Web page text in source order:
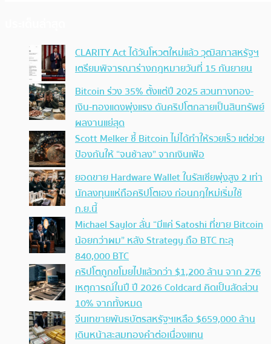
CLARITY Act ได้วันโหวตใหม่แล้ว วุฒิสภาสหรัฐฯ
เตรียมพิจารณาร่างกฎหมายวันที่ 15 กันยายน
Bitcoin ร่วง 35% ตั้งแต่ปี 2025 สวนทางทอง-
เงิน-ทองแดงพุ่งแรง ดันคริปโตกลายเป็นสินทรัพย์
ผลงานแย่สุด
Scott Melker ชี้ Bitcoin ไม่ได้ทำให้รวยเร็ว แต่ช่วย
ป้องกันให้ “จนช้าลง” จากเงินเฟ้อ
ยอดขาย Hardware Wallet ในรัสเซียพุ่งสูง 2 เท่า
นักลงทุนแห่ถือคริปโตเอง ก่อนกฎใหม่เริ่มใช้
ก.ย.นี้
Michael Saylor ลั่น “มีแค่ Satoshi ที่ขาย Bitcoin
น้อยกว่าผม” หลัง Strategy ถือ BTC ทะลุ
840,000 BTC
คริปโตถูกขโมยไปแล้วกว่า $1,200 ล้าน จาก 276
เหตุการณ์ในปี ปี 2026 Coldcard คิดเป็นสัดส่วน
10% จากทั้งหมด
จีนเทขายพันธบัตรสหรัฐฯเหลือ $659,000 ล้าน
เดินหน้าสะสมทองคำต่อเนื่องแทน